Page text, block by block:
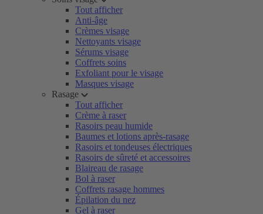
Tout afficher
Anti-âge
Crèmes visage
Nettoyants visage
Sérums visage
Coffrets soins
Exfoliant pour le visage
Masques visage
Rasage
Tout afficher
Crème à raser
Rasoirs peau humide
Baumes et lotions après-rasage
Rasoirs et tondeuses électriques
Rasoirs de sûreté et accessoires
Blaireau de rasage
Bol à raser
Coffrets rasage hommes
Épilation du nez
Gel à raser